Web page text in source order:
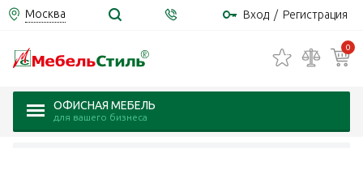
Москва Вход / Регистрация
0
ОФИСНАЯ МЕБЕЛЬ
для вашего бизнеса